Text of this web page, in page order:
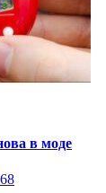
в моде